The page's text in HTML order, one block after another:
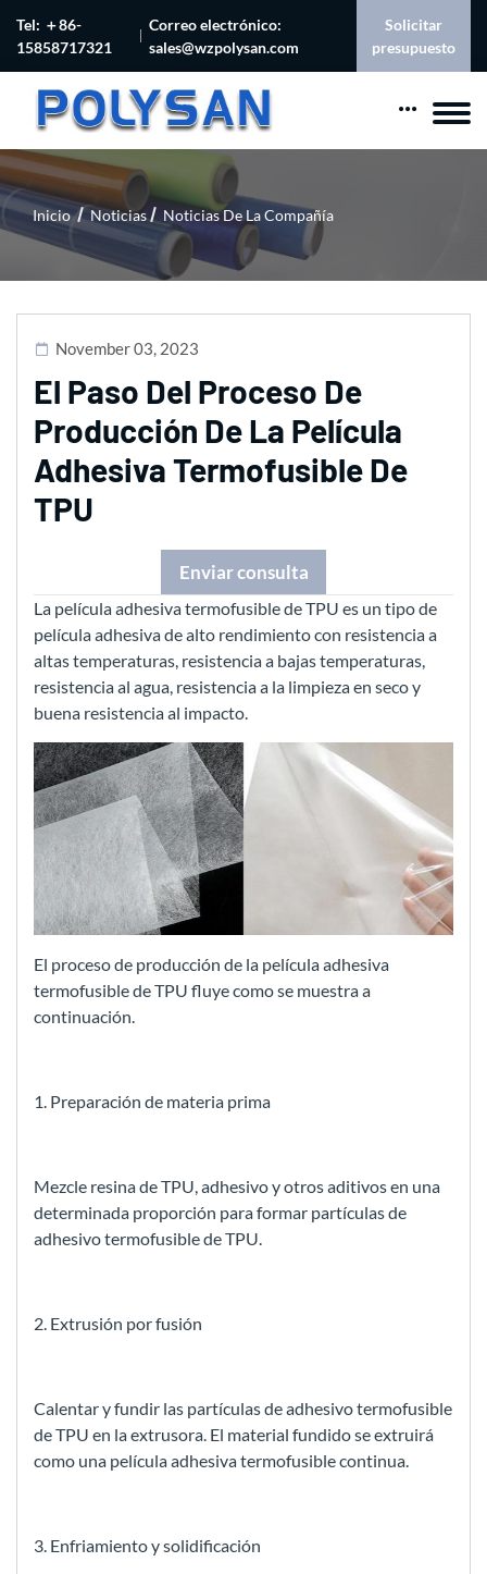
Tel: ＋86-
15858717321
Correo electrónico:
sales@wzpolysan.com
Solicitar
presupuesto
Inicio Noticias Noticias De La Compañía
November 03, 2023
El Paso Del Proceso De
Producción De La Película
Adhesiva Termofusible De
TPU
Enviar consulta
La película adhesiva termofusible de TPU es un tipo de
película adhesiva de alto rendimiento con resistencia a
altas temperaturas, resistencia a bajas temperaturas,
resistencia al agua, resistencia a la limpieza en seco y
buena resistencia al impacto.
El proceso de producción de la película adhesiva
termofusible de TPU fluye como se muestra a
continuación.
1. Preparación de materia prima
Mezcle resina de TPU, adhesivo y otros aditivos en una
determinada proporción para formar partículas de
adhesivo termofusible de TPU.
2. Extrusión por fusión
Calentar y fundir las partículas de adhesivo termofusible
de TPU en la extrusora. El material fundido se extruirá
como una película adhesiva termofusible continua.
3. Enfriamiento y solidificación